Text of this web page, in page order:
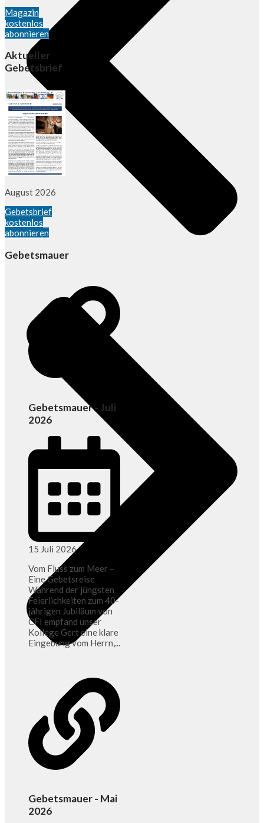
Magazin
kostenlos
abonnieren
Aktueller
Gebetsbrief
August 2026
Gebetsbrief
kostenlos
abonnieren
Gebetsmauer
Gebetsmauer - Juli
2026
15 Juli 2026
Vom Fluss zum Meer –
Eine Gebetsreise
Während der jüngsten
Feierlichkeiten zum 40-
jährigen Jubiläum von
CFI empfand unser
Kollege Gert eine klare
Eingebung vom Herrn,...
Gebetsmauer - Mai
2026